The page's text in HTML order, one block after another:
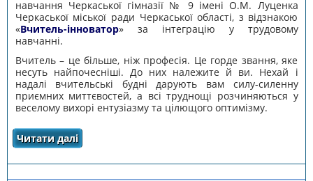
навчання Черкаської гімназії № 9 імені О.М. Луценка
Черкаської міської ради Черкаської області, з відзнакою
«Вчитель-інноватор» за інтеграцію у трудовому
навчанні.
Вчитель – це більше, ніж професія. Це горде звання, яке
несуть найпочесніші. До них належите й ви. Нехай і
надалі вчительські будні дарують вам силу-силенну
приємних миттєвостей, а всі труднощі розчиняються у
веселому вихорі ентузіазму та цілющого оптимізму.
Читати далі
ВСЕУКРАЇНСЬКОГО КОНКУРСУ «УЧИТЕЛЬ